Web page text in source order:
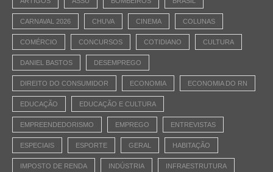
CARNAVAL 2026 CHUVA CINEMA COLUNAS
COMÉRCIO CONCURSOS COTIDIANO CULTURA
DANIEL BASTOS DESEMPREGO
DIREITO DO CONSUMIDOR ECONOMIA ECONOMIA DO RN
EDUCAÇÃO EDUCAÇÃO E CULTURA
EMPREENDEDORISMO EMPREGO ENTREVISTAS
ESPECIAIS ESPORTE GERAL HABITAÇÃO
IMPOSTO DE RENDA INDÚSTRIA INFRAESTRUTURA